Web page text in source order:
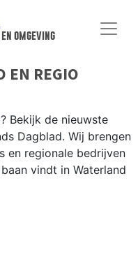
omgeving
EN REGIO
Bekijk de nieuwste
Dagblad. Wij brengen
en regionale bedrijven
vindt in Waterland